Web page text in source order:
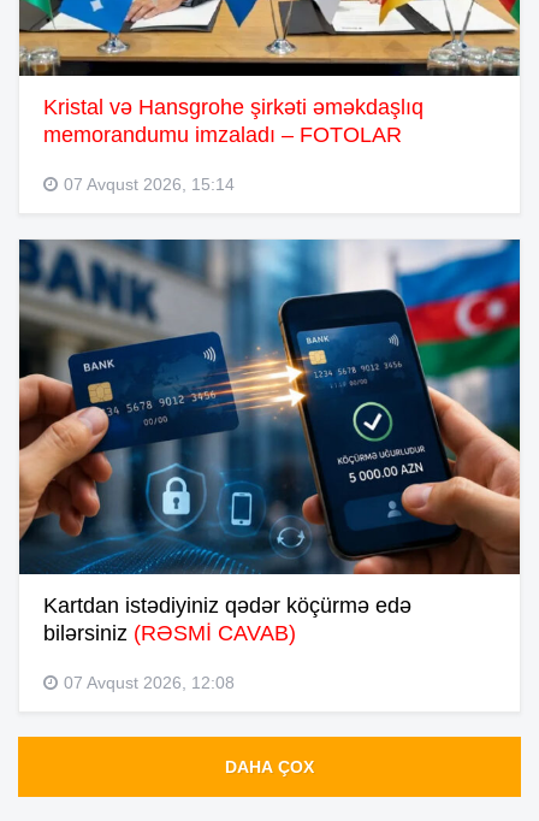
Kristal və Hansgrohe şirkəti əməkdaşlıq
memorandumu imzaladı – FOTOLAR
07 Avqust 2026, 15:14
Kartdan istədiyiniz qədər köçürmə edə
bilərsiniz (RƏSMİ CAVAB)
07 Avqust 2026, 12:08
DAHA ÇOX